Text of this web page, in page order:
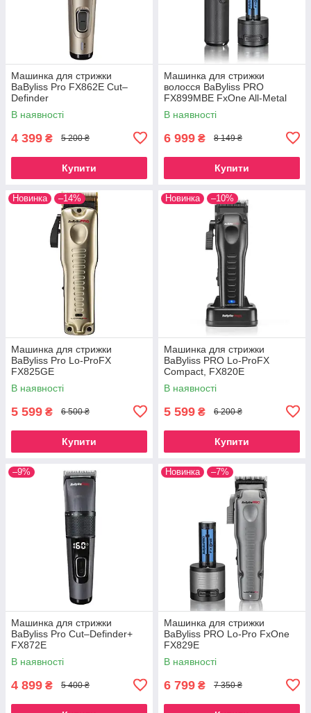
Машинка для стрижки
BaByliss Pro FX862E Cut–
Definder
В наявності
4 399 ₴ 5 200 ₴
Купити
Машинка для стрижки
волосся BaByliss PRO
FX899MBE FxOne All-Metal
Black Clipper, FX899MBE
В наявності
6 999 ₴ 8 149 ₴
Купити
Новинка –14%
Машинка для стрижки
BaByliss Pro Lo-ProFX
FX825GE
В наявності
5 599 ₴ 6 500 ₴
Купити
Новинка –10%
Машинка для стрижки
BaByliss PRO Lo-ProFX
Compact, FX820E
В наявності
5 599 ₴ 6 200 ₴
Купити
–9%
Машинка для стрижки
BaByliss Pro Cut–Definder+
FX872E
В наявності
4 899 ₴ 5 400 ₴
Новинка –7%
Машинка для стрижки
BaByliss PRO Lo-Pro FxOne
FX829E
В наявності
6 799 ₴ 7 350 ₴